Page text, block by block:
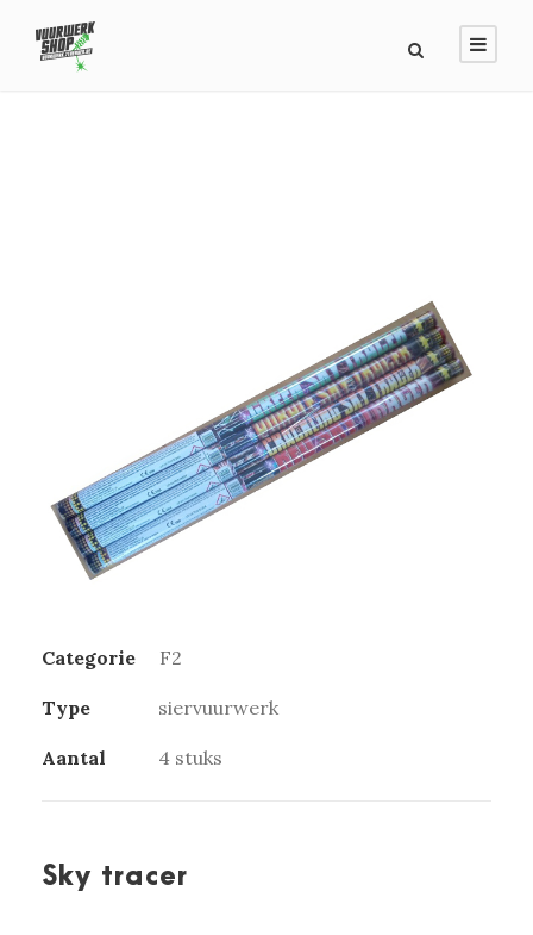
Categorie F2
Type siervuurwerk
Aantal 4 stuks
Sky tracer